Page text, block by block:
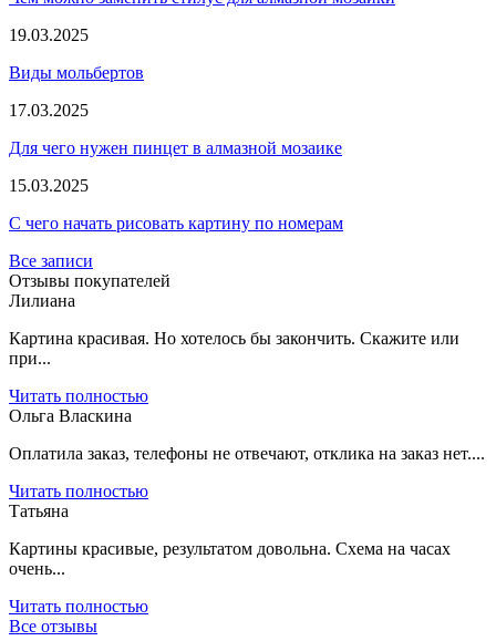
19.03.2025
Виды мольбертов
17.03.2025
Для чего нужен пинцет в алмазной мозаике
15.03.2025
С чего начать рисовать картину по номерам
Все записи
Отзывы покупателей
Лилиана
Картина красивая. Но хотелось бы закончить. Скажите или
при...
Читать полностью
Ольга Власкина
Оплатила заказ, телефоны не отвечают, отклика на заказ нет....
Читать полностью
Татьяна
Картины красивые, результатом довольна. Схема на часах
очень...
Читать полностью
Все отзывы